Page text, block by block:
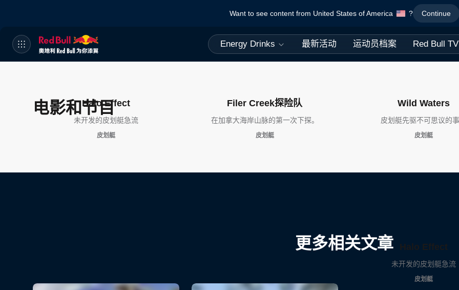
Want to see content from United States of America ? Continue
Energy Drinks 最新活动 运动员档案 Red Bull TV
电影和节目
Halo Effect
未开发的皮划艇急流
皮划艇
Filer Creek探险队
在加拿大海岸山脉的第一次下探。
皮划艇
Wild Waters
皮划艇先驱不可思议的
皮划艇
更多相关文章 Halo Effect
未开发的皮划艇急流
皮划艇